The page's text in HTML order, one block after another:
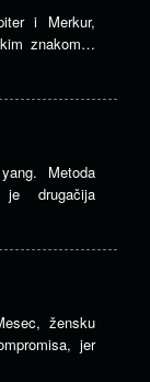
i Merkur,
znakom…
Metoda
drugačija
žensku
jer